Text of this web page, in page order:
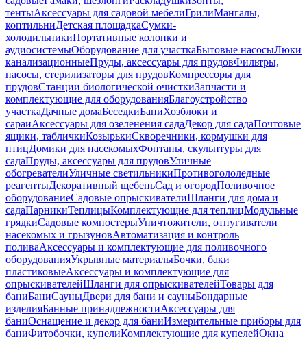
тентыАксессуары для садовой мебелиГрилиМангалы,
коптильниДетская площадкаСумки-
холодильникиПортативные колонки и
аудиосистемыОборудование для участкаБытовые насосыЛюки
канализационныеПруды, аксессуары для прудовФильтры,
насосы, стерилизаторы для прудовКомпрессоры для
прудовСтанции биологической очисткиЗапчасти и
комплектующие для оборудованияБлагоустройство
участкаДачные домаБеседкиБаниХозблоки и
сараиАксессуары для озеленения садаДекор для садаПочтовые
ящики, табличкиКозырькиСкворечники, кормушки для
птицДомики для насекомыхФонтаны, скульптуры для
садаПруды, аксессуары для прудовУличные
обогревателиУличные светильникиПротивогололедные
реагентыДекоративный щебеньСад и огородПоливочное
оборудованиеСадовые опрыскивателиШланги для дома и
садаПарникиТеплицыКомплектующие для теплицМодульные
грядкиСадовые компостерыУничтожители, отпугиватели
насекомых и грызуновАвтоматизация и контроль
поливаАксессуары и комплектующие для поливочного
оборудованияУкрывные материалыБочки, баки
пластиковыеАксессуары и комплектующие для
опрыскивателейШланги для опрыскивателейТовары для
баниБаниСауныДвери для бани и сауныБондарные
изделияБанные принадлежностиАксессуары для
баниОснащение и декор для баниИзмерительные приборы для
баниФитобочки, купелиКомплектующие для купелейОкна